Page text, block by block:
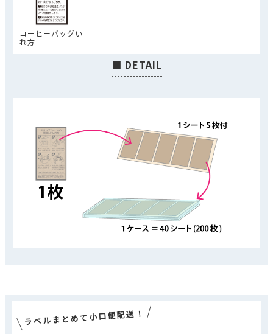
コーヒーバッグい
れ方
■ DETAIL
ラベルまとめて小口便配送！